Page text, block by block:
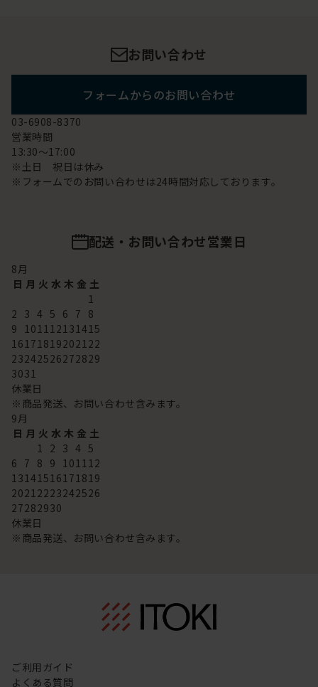
お問い合わせ
フォームからのお問い合わせ
03-6908-8370
営業時間
13:30～17:00
※土日 祝日は休み
※フォームでのお問い合わせは24時間対応しております。
配送・お問い合わせ営業日
8月
日 月 火 水 木 金 土
1
2 3 4 5 6 7 8
9 101112131415
16171819202122
23242526272829
3031
休業日
※商品発送、お問い合わせ含みます。
9月
日 月 火 水 木 金 土
1 2 3 4 5
6 7 8 9 101112
13141516171819
20212223242526
27282930
休業日
※商品発送、お問い合わせ含みます。
ご利用ガイド
よくある質問